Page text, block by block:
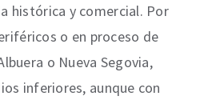
histórica y comercial. Por
o en proceso de
o Nueva Segovia,
inferiores, aunque con